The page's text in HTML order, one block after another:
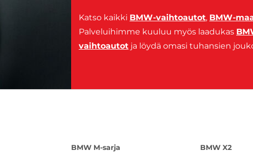
Katso kaikki BMW-vaihtoautot, BMW-
Palveluihimme kuuluu myös laadukas
vaihtoautot ja löydä omasi tuhansien
BMW M-sarja
BMW X2